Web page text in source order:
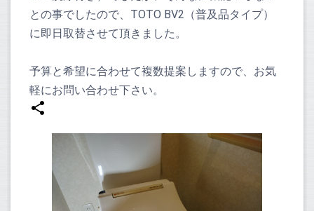
との事でしたので、TOTO BV2（普及品タイプ）
に即日取替させて頂きました。
予算と希望に合わせて複数提案しますので、お気
軽にお問い合わせ下さい。